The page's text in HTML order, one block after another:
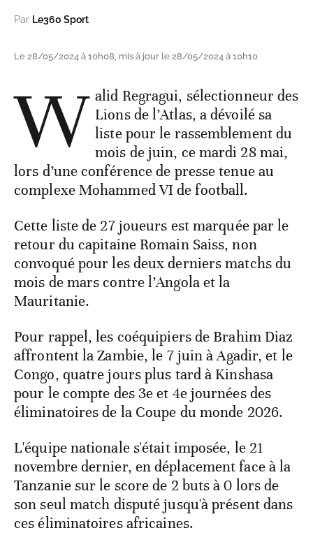
Par Le360 Sport
Le 28/05/2024 à 10h08, mis à jour le 28/05/2024 à 10h10
W alid Regragui, sélectionneur des
Lions de l’Atlas, a dévoilé sa
liste pour le rassemblement du
mois de juin, ce mardi 28 mai,
lors d’une conférence de presse tenue au
complexe Mohammed VI de football.
Cette liste de 27 joueurs est marquée par le
retour du capitaine Romain Saiss, non
convoqué pour les deux derniers matchs du
mois de mars contre l’Angola et la
Mauritanie.
Pour rappel, les coéquipiers de Brahim Diaz
affrontent la Zambie, le 7 juin à Agadir, et le
Congo, quatre jours plus tard à Kinshasa
pour le compte des 3e et 4e journées des
éliminatoires de la Coupe du monde 2026.
L'équipe nationale s'était imposée, le 21
novembre dernier, en déplacement face à la
Tanzanie sur le score de 2 buts à 0 lors de
son seul match disputé jusqu'à présent dans
ces éliminatoires africaines.